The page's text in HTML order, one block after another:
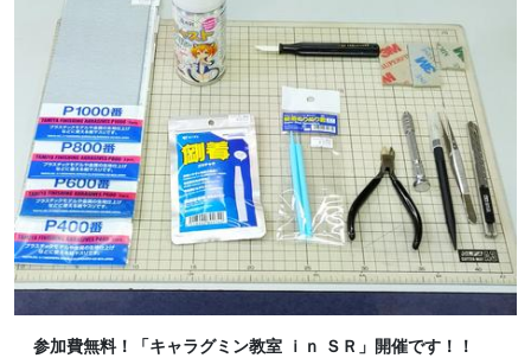
参加費無料！「キャラグミン教室 ｉｎ ＳＲ」開催です！！